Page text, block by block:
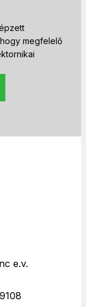
megfelelő
e.v.